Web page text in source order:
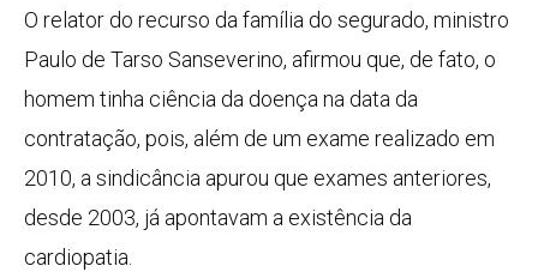
O relator do recurso da família do segurado, ministro
Paulo de Tarso Sanseverino, afirmou que, de fato, o
homem tinha ciência da doença na data da
contratação, pois, além de um exame realizado em
2010, a sindicância apurou que exames anteriores,
desde 2003, já apontavam a existência da
cardiopatia.